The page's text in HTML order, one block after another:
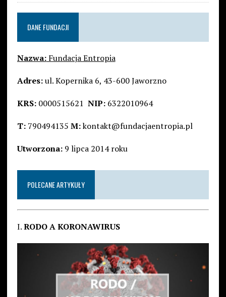
DANE FUNDACJI
Nazwa:Fundacja Entropia
Adres:ul. Kopernika 6, 43-600 Jaworzno
KRS: 0000515621 NIP: 6322010964
T:790494135 M:kontakt@fundacjaentropia.pl
Utworzona:9 lipca 2014 roku
POLECANE ARTYKUŁY
I.RODO A KORONAWIRUS